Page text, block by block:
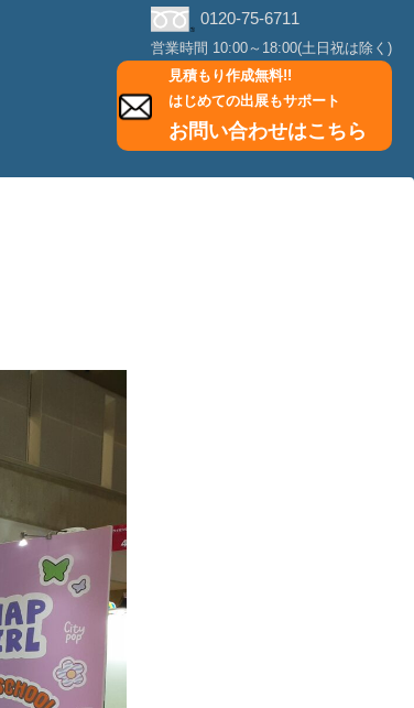
0120-75-6711
営業時間 10:00～18:00(土日祝は除く)
見積もり作成無料!!
はじめての出展もサポート
お問い合わせはこちら